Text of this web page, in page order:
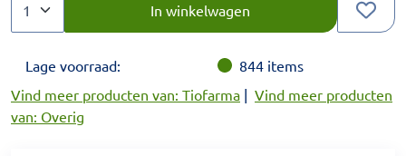
In winkelwagen
Lage voorraad: 844 items
Vind meer producten van: Tiofarma | Vind meer producten
van: Overig